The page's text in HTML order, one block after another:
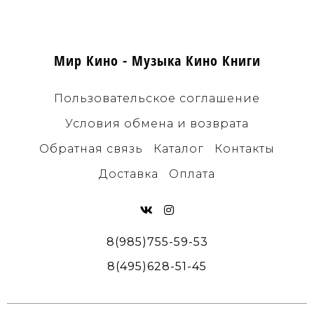
Мир Кино - Музыка Кино Книги
Пользовательское соглашение
Условия обмена и возврата
Обратная связь
Каталог
Контакты
Доставка
Оплата
8(985)755-59-53
8(495)628-51-45